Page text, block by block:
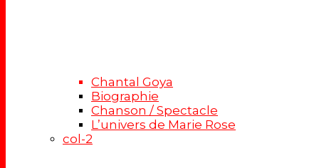
Chantal Goya
Biographie
Chanson / Spectacle
L’univers de Marie Rose
col-2